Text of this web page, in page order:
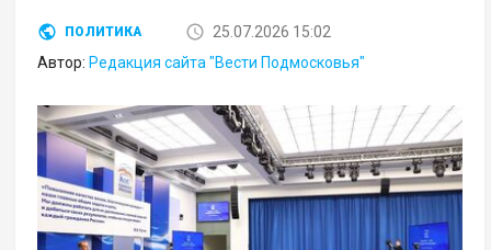
ПОЛИТИКА
25.07.2026 15:02
Автор: Редакция сайта "Вести Подмосковья"